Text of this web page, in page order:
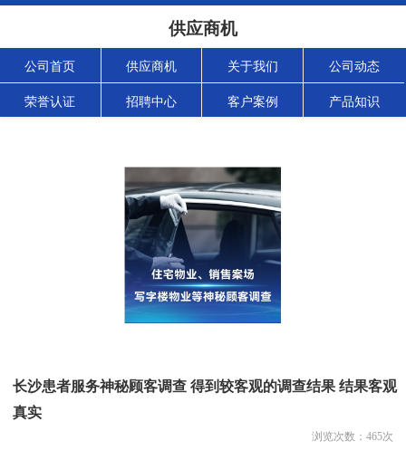
供应商机
公司首页 供应商机 关于我们 公司动态
荣誉认证 招聘中心 客户案例 产品知识
长沙患者服务神秘顾客调查 得到较客观的调查结果 结果客观
真实
浏览次数： 465次